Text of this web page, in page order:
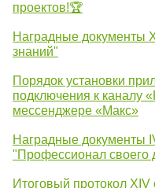
проектов!🏆
Наградные документы
знаний"
Порядок установки
подключения к каналу
мессенджере «Макс»
Наградные документы
"Профессионал своего
Итоговый протокол